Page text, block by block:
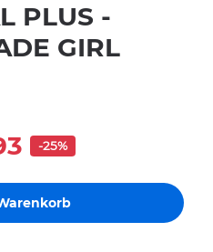
PLUS -
GIRL
-25%